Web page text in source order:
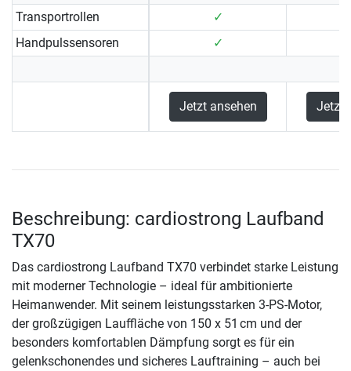
Transportrollen
✓
Handpulssensoren
✓
Jetzt ansehen Jetzt
Beschreibung: cardiostrong Laufband
TX70
Das cardiostrong Laufband TX70 verbindet starke Leistung
mit moderner Technologie – ideal für ambitionierte
Heimanwender. Mit seinem leistungsstarken 3-PS-Motor,
der großzügigen Lauffläche von 150 x 51 cm und der
besonders komfortablen Dämpfung sorgt es für ein
gelenkschonendes und sicheres Lauftraining – auch bei